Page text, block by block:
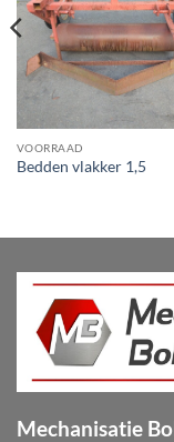
VOORRAAD
Bedden vlakker 1,5
Mechanisatie